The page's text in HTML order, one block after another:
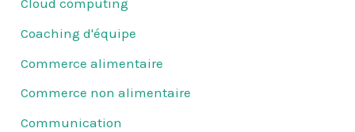
Cloud computing
Coaching d'équipe
Commerce alimentaire
Commerce non alimentaire
Communication